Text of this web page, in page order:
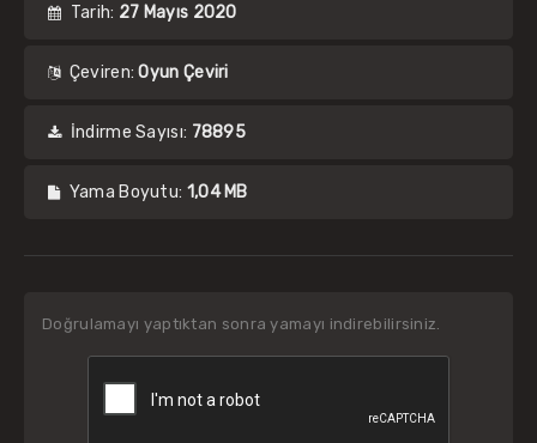
Tarih: 27 Mayıs 2020
Çeviren: Oyun Çeviri
İndirme Sayısı: 78895
Yama Boyutu: 1,04 MB
Doğrulamayı yaptıktan sonra yamayı indirebilirsiniz.